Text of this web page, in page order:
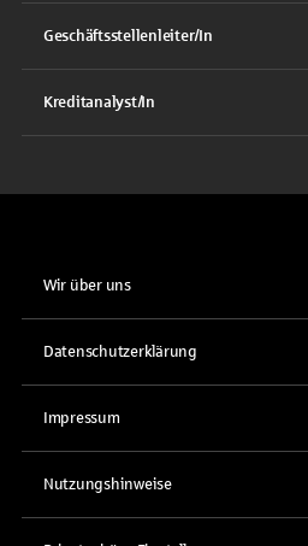
Geschäftsstellenleiter/In
Kreditanalyst/In
Wir über uns
Datenschutzerklärung
Impressum
Nutzungshinweise